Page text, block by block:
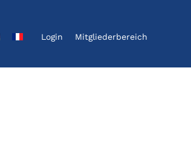
Login Mitgliederbereich